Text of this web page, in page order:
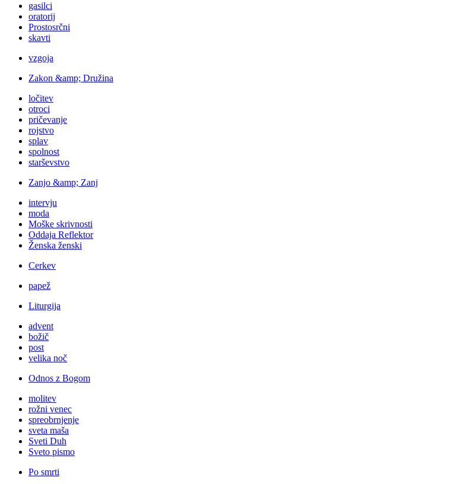
gasilci
oratorij
Prostosrčni
skavti
vzgoja
Zakon &amp; Družina
ločitev
otroci
pričevanje
rojstvo
splav
spolnost
starševstvo
Zanjo &amp; Zanj
intervju
moda
Moške skrivnosti
Oddaja Reflektor
Ženska ženski
Cerkev
papež
Liturgija
advent
božič
post
velika noč
Odnos z Bogom
molitev
rožni venec
spreobrnjenje
sveta maša
Sveti Duh
Sveto pismo
Po smrti